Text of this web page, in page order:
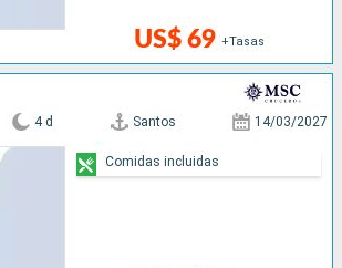
US$ 69 +Tasas
4 d Santos 14/03/2027
Comidas incluidas